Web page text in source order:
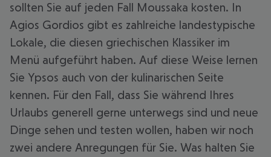
sollten Sie auf jeden Fall Moussaka kosten. In
Agios Gordios gibt es zahlreiche landestypische
Lokale, die diesen griechischen Klassiker im
Menü aufgeführt haben. Auf diese Weise lernen
Sie Ypsos auch von der kulinarischen Seite
kennen. Für den Fall, dass Sie während Ihres
Urlaubs generell gerne unterwegs sind und neue
Dinge sehen und testen wollen, haben wir noch
zwei andere Anregungen für Sie. Was halten Sie